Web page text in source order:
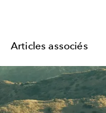
Articles associés